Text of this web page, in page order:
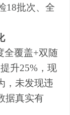
18批次、全
全覆盖+双随
升25%， 现
，未发现违
据真实有